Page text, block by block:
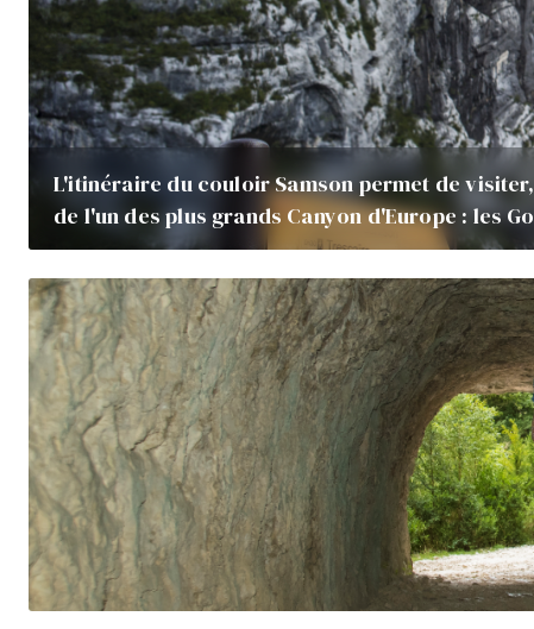
L'itinéraire du couloir Samson permet de
de l'un des plus grands Canyon d'Europe : les